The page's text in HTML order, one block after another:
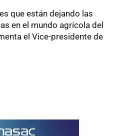
que están dejando las
en el mundo agrícola del
el Vice-presidente de